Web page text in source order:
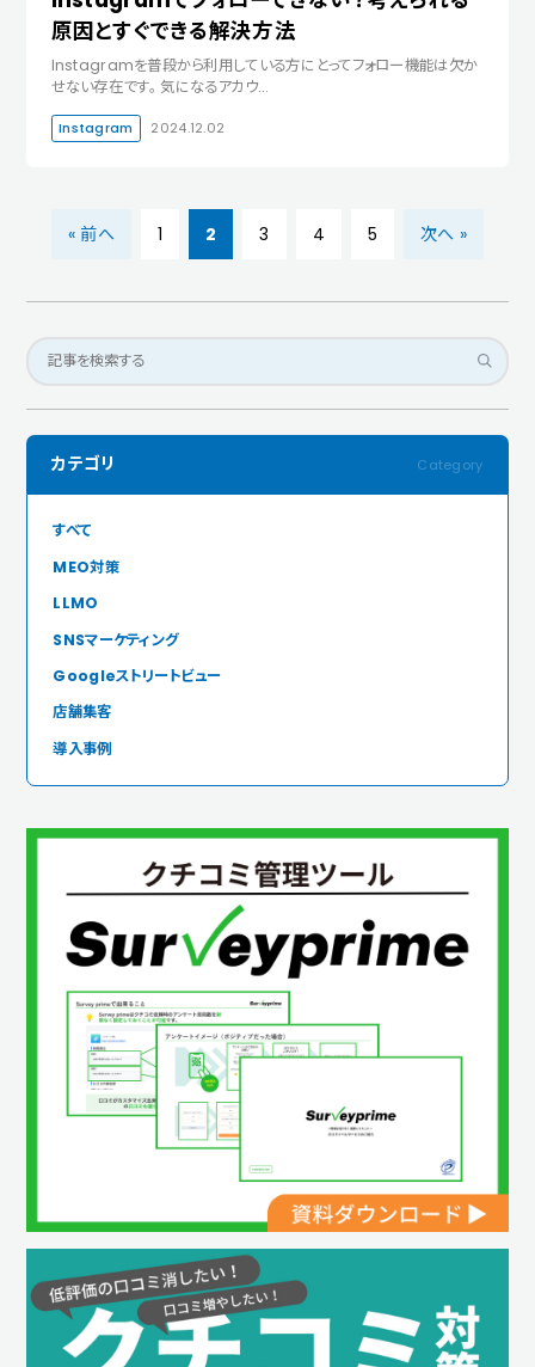
原因とすぐできる解決方法
Instagramを普段から利用している方にとってフォロー機能は欠か
せない存在です。 気になるアカウ…
Instagram 2024.12.02
« 前へ 1 2 3 4 5 次へ »
カテゴリ
すべて
MEO対策
LLMO
SNSマーケティング
Googleストリートビュー
店舗集客
導入事例